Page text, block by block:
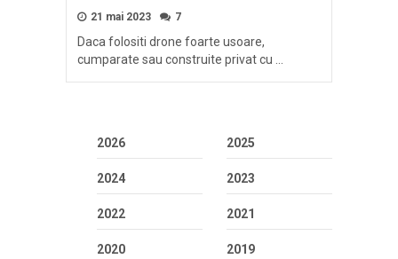
21 mai 2023 7
Daca folositi drone foarte usoare,
cumparate sau construite privat cu …
2026 2025
2024 2023
2022 2021
2020 2019